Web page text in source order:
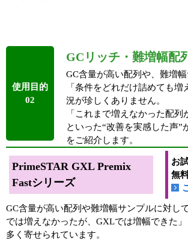
使用目的
02
GCリッチ・難増幅配
GC含量が高い配列や、難増幅
「条件をどれだけ詰めても増
況が珍しくありません。
「これまで増えなかった配列
といった“改善を実感した声”
をご紹介します。
PrimeSTAR GXL Premix
Fastシリーズ
お
無
GC含量が高い配列や難増幅サンプルに対し
では増えなかったが、GXLでは増幅できた
多く寄せられています。